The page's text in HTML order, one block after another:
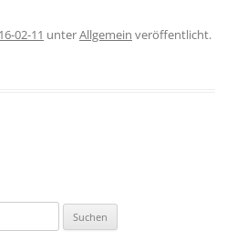
02-11 unterAllgemein veröffentlicht.